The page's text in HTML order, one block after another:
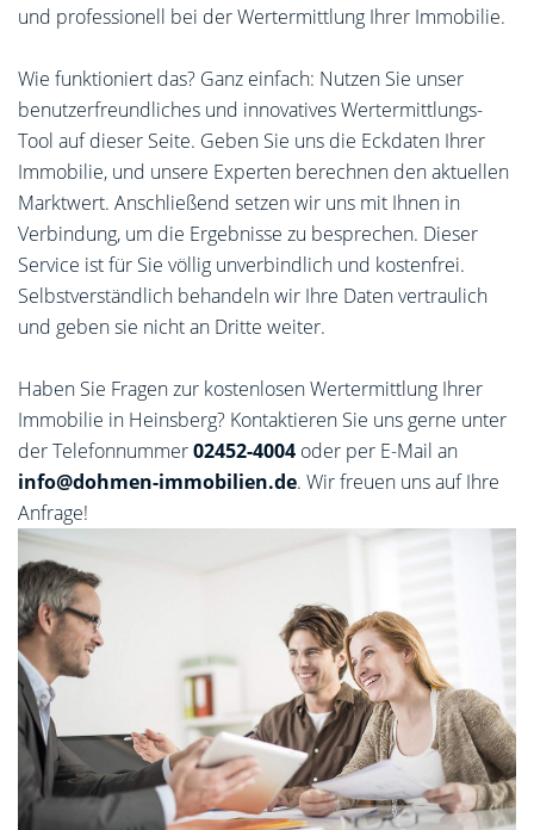
und professionell bei der Wertermittlung Ihrer Immobilie.
Wie funktioniert das? Ganz einfach: Nutzen Sie unser
benutzerfreundliches und innovatives Wertermittlungs-
Tool auf dieser Seite. Geben Sie uns die Eckdaten Ihrer
Immobilie, und unsere Experten berechnen den aktuellen
Marktwert. Anschließend setzen wir uns mit Ihnen in
Verbindung, um die Ergebnisse zu besprechen. Dieser
Service ist für Sie völlig unverbindlich und kostenfrei.
Selbstverständlich behandeln wir Ihre Daten vertraulich
und geben sie nicht an Dritte weiter.
Haben Sie Fragen zur kostenlosen Wertermittlung Ihrer
Immobilie in Heinsberg? Kontaktieren Sie uns gerne unter
der Telefonnummer02452-4004 oder per E-Mail an
info@dohmen-immobilien.de. Wir freuen uns auf Ihre
Anfrage!